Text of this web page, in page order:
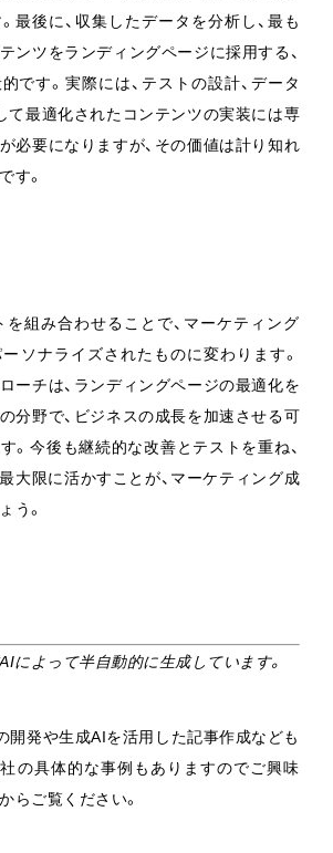
最後に、収集したデータを分析し、最も
ンツをランディングページに採用する、
です。実際には、テストの設計、データ
て最適化されたコンテンツの実装には専
必要になりますが、その価値は計り知れ
す。
組み合わせることで、マーケティング
ソナライズされたものに変わります。
ーチは、ランディングページの最適化を
分野で、ビジネスの成長を加速させる可
。今後も継続的な改善とテストを重ね、
大限に活かすことが、マーケティング成
う。
によって半自動的に生成しています。
開発や生成AIを活用した記事作成なども
の具体的な事例もありますのでご興味
らご覧ください。